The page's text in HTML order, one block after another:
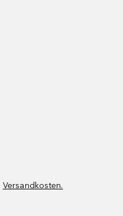
Versandkosten.